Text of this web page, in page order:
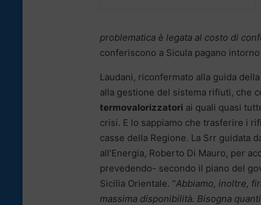
problematica è legata al costo di
conferiscono a Sicula pagano
Laudani, riconfermato alla guida
alla gestione del sistema rifiuti, che
termovalorizzatori ai quali quasi
crisi. E lo sappiamo che trasferire i
casse della Regione. La Srr guidata
all’Energia, Roberto Di Mauro, per
prevedendo- secondo il piano del
Sicilia Orientale. “Abbiamo, inoltre,
massima disponibilità. Bisogna